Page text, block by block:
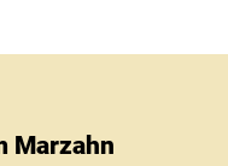
Marzahn